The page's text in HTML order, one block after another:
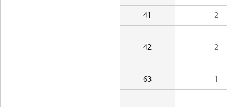
41 2
42 2
63 1